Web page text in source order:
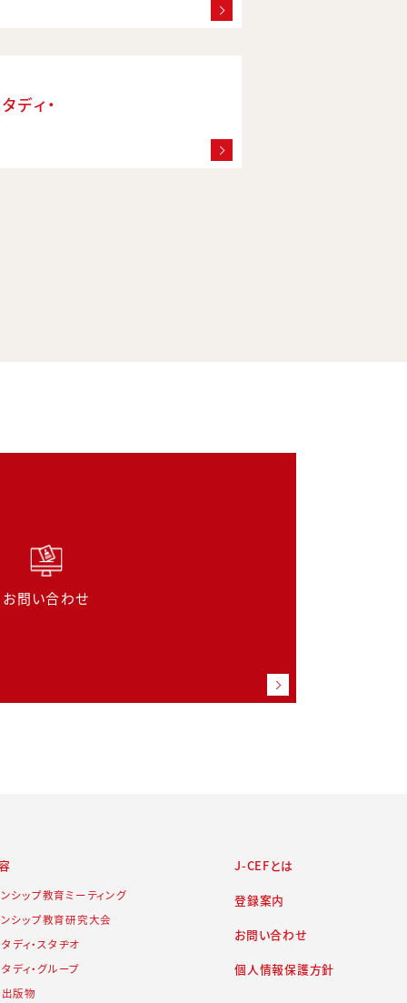
ディ・
お問い合わせ
シップ教育ミーティング
ンシップ教育研究大会
ディ・スタヂオ
ディ・グループ
出版物
J-CEFとは
登録案内
お問い合わせ
個人情報保護方針